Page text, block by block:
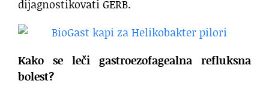
dijagnostikovati GERB.
Kako se leči gastroezofagealna refluksna
bolest?